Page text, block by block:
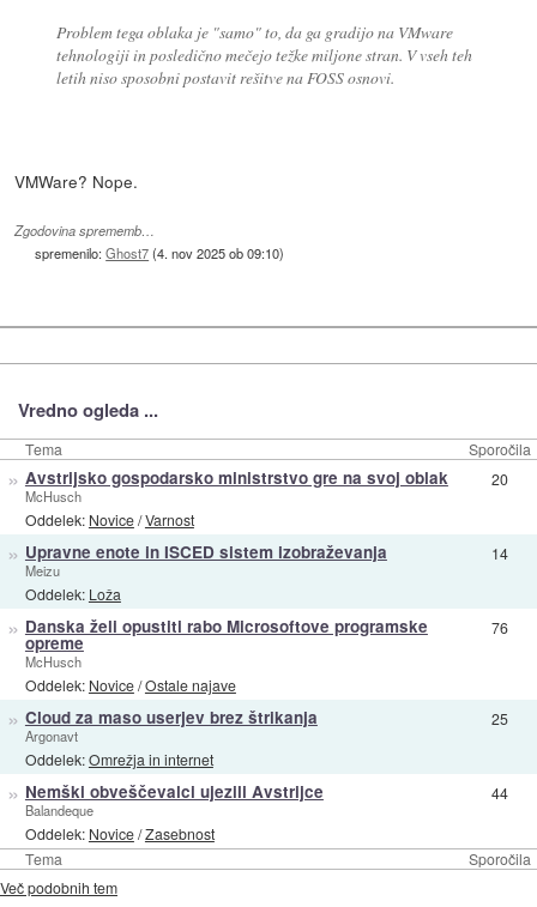
Problem tega oblaka je "samo" to, da ga gradijo na VMware
tehnologiji in posledično mečejo težke miljone stran. V vseh teh
letih niso sposobni postavit rešitve na FOSS osnovi.
VMWare? Nope.
Zgodovina sprememb…
spremenilo:Ghost7(4. nov 2025 ob 09:10)
Vredno ogleda ...
Tema Sporočila
Tema Sporočila
» Avstrijsko gospodarsko ministrstvo gre na svoj oblak
McHusch
Oddelek: Novice/Varnost
20
» Upravne enote in ISCED sistem izobraževanja
Meizu
Oddelek: Loža
14
» Danska želi opustiti rabo Microsoftove programske
opreme
McHusch
Oddelek: Novice/Ostale najave
76
» Cloud za maso userjev brez štrikanja
Argonavt
Oddelek:Omrežja in internet
25
» Nemški obveščevalci ujezili Avstrijce
Balandeque
Oddelek: Novice/Zasebnost
44
Več podobnih tem